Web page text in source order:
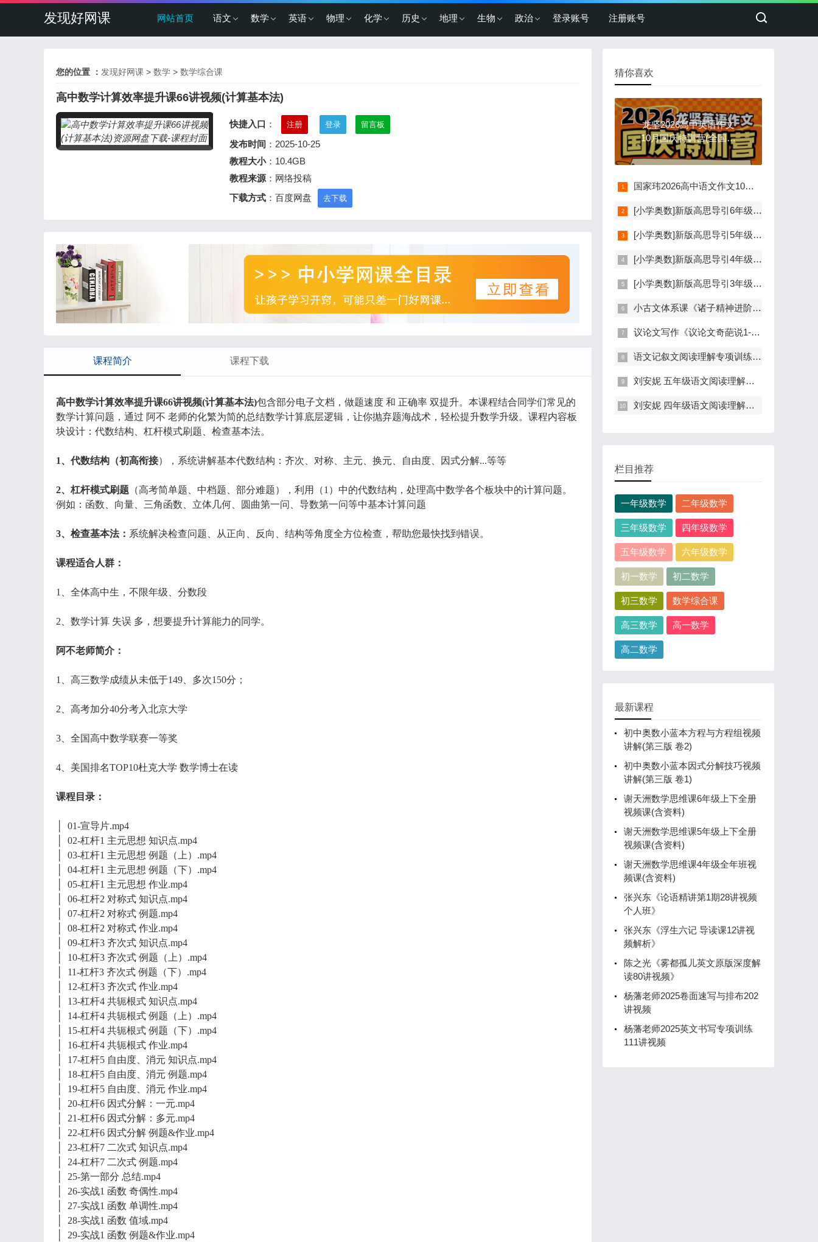
发现好网课 网站首页 语文 数学 英语 物理 化学 历史 地理 生物 政治 登录账号 注册账号
您的位置 ： 发现好网课 > 数学 > 数学综合课
高中数学计算效率提升课66讲视频(计算基本法)
快捷入口 ： 注册 登录 留言板
发布时间 ：2025-10-25
教程大小：10.4GB
教程来源 ：网络投稿
下载方式 ：百度网盘 去下载
课程简介 课程下载
高中数学计算效率提升课66讲视频(计算基本法)包含部分电子文档，做题速度 和 正确率 双提升。本课程结合同学们常见的
数学计算问题，通过 阿不 老师的化繁为简的总结数学计算底层逻辑，让你抛弃题海战术，轻松提升数学升级。课程内容板
块设计：代数结构、杠杆模式刷题、检查基本法。
1、代数结构（初高衔接），系统讲解基本代数结构：齐次、对称、主元、换元、自由度、因式分解...等等
2、杠杆模式刷题 （高考简单题、中档题、部分难题），利用（1）中的代数结构，处理高中数学各个板块中的计算问题。
例如：函数、向量、三角函数、立体几何、圆曲第一问、导数第一问等中基本计算问题
3、检查基本法： 系统解决检查问题、从正向、反向、结构等角度全方位检查，帮助您最快找到错误。
课程适合人群：
1、全体高中生，不限年级、分数段
2、数学计算 失误 多，想要提升计算能力的同学。
阿不老师简介：
1、高三数学成绩从未低于149、多次150分；
2、高考加分40分考入北京大学
3、全国高中数学联赛一等奖
4、美国排名TOP10杜克大学 数学博士在读
课程目录：
│ 01-宣导片.mp4
│ 02-杠杆1 主元思想 知识点.mp4
│ 03-杠杆1 主元思想 例题（上）.mp4
│ 04-杠杆1 主元思想 例题（下）.mp4
│ 05-杠杆1 主元思想 作业.mp4
│ 06-杠杆2 对称式 知识点.mp4
│ 07-杠杆2 对称式 例题.mp4
│ 08-杠杆2 对称式 作业.mp4
│ 09-杠杆3 齐次式 知识点.mp4
│ 10-杠杆3 齐次式 例题（上）.mp4
│ 11-杠杆3 齐次式 例题（下）.mp4
│ 12-杠杆3 齐次式 作业.mp4
│ 13-杠杆4 共轭根式 知识点.mp4
│ 14-杠杆4 共轭根式 例题（上）.mp4
│ 15-杠杆4 共轭根式 例题（下）.mp4
│ 16-杠杆4 共轭根式 作业.mp4
│ 17-杠杆5 自由度、消元 知识点.mp4
│ 18-杠杆5 自由度、消元 例题.mp4
│ 19-杠杆5 自由度、消元 作业.mp4
│ 20-杠杆6 因式分解：一元.mp4
│ 21-杠杆6 因式分解：多元.mp4
│ 22-杠杆6 因式分解 例题&作业.mp4
│ 23-杠杆7 二次式 知识点.mp4
│ 24-杠杆7 二次式 例题.mp4
│ 25-第一部分 总结.mp4
│ 26-实战1 函数 奇偶性.mp4
│ 27-实战1 函数 单调性.mp4
│ 28-实战1 函数 值域.mp4
│ 29-实战1 函数 例题&作业.mp4
猜你喜欢
龙坚2026高中英语作文
10月国庆特训营(全国通
用)
国家玮2026高中语文作文10月国庆特训营(全国通用)
[小学奥数]新版高思导引6年级同步系统讲解课(含资料)
[小学奥数]新版高思导引5年级同步系统讲解课(含资料)
[小学奥数]新版高思导引4年级视频讲解教程(含资料)
[小学奥数]新版高思导引3年级视频讲解教程(含资料)
小古文体系课《诸子精神进阶基础版教学》视频+音频
议论文写作《议论文奇葩说1-2-3季合集音频讲解》mp3资源
语文记叙文阅读理解专项训练视频课(入门+提高+高手)
刘安妮 五年级语文阅读理解实战演练100篇全讲
刘安妮 四年级语文阅读理解实战演练60篇
栏目推荐
一年级数学 二年级数学
三年级数学 四年级数学
五年级数学 六年级数学
初一数学 初二数学
初三数学 数学综合课
高三数学 高一数学
高二数学
最新课程
初中奥数小蓝本方程与方程组视频
讲解(第三版 卷2)
初中奥数小蓝本因式分解技巧视频
讲解(第三版 卷1)
谢天洲数学思维课6年级上下全册
视频课(含资料)
谢天洲数学思维课5年级上下全册
视频课(含资料)
谢天洲数学思维课4年级全年班视
频课(含资料)
张兴东《论语精讲第1期28讲视频
个人班》
张兴东《浮生六记 导读课12讲视
频解析》
陈之光《雾都孤儿英文原版深度解
读80讲视频》
杨藩老师2025卷面速写与排布202
讲视频
杨藩老师2025英文书写专项训练
111讲视频